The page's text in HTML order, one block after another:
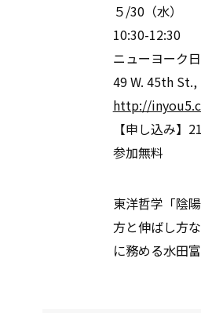
５/30（水）
10:30-12:30
ニューヨーク
49 W. 45th
http://
【申し込み】
参加無料
東洋哲学「陰
方と伸ばし方
に務める水田富